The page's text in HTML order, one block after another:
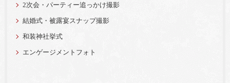
2次会・パーティー追っかけ撮影
結婚式・被露宴スナップ撮影
和装神社挙式
エンゲージメントフォト